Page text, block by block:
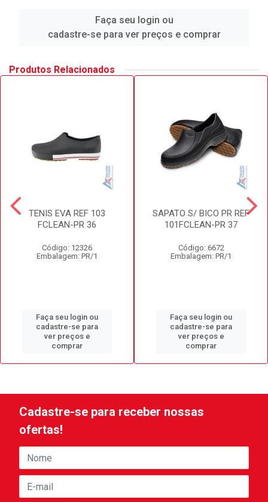
Faça seu login ou
cadastre-se para ver preços e comprar
Produtos Relacionados
TENIS EVA REF 103
FCLEAN-PR 36
Código: 12326
Embalagem: PR/1
Faça seu login ou
cadastre-se para
ver preços e
comprar
SAPATO S/ BICO PR REF
101FCLEAN-PR 37
Código: 6672
Embalagem: PR/1
Faça seu login ou
cadastre-se para
ver preços e
comprar
Cadastre-se para receber nossas
ofertas!